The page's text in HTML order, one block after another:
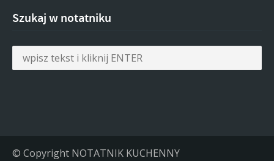
Szukaj w notatniku
© Copyright NOTATNIK KUCHENNY